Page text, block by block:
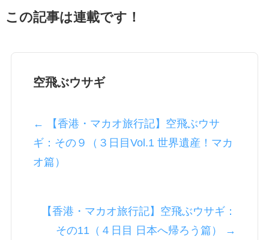
この記事は連載です！
空飛ぶウサギ
← 【香港・マカオ旅行記】空飛ぶウサ
ギ：その９（３日目Vol.1 世界遺産！マカ
オ篇）
【香港・マカオ旅行記】空飛ぶウサギ：
その11（４日目 日本へ帰ろう篇） →